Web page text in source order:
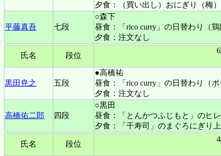
夕食：（買い出し）おにぎり（梅
平藤真吾 七段
○森下
昼食：「rico curry」の日替わり（
夕食：注文なし
氏名 段位
黒田尭之 五段
●高橋祐
昼食：「rico curry」の日替わり（
夕食：注文なし
高橋佑二郎 四段
○黒田
昼食：「とんかつふじもと」のヒ
夕食：「千寿司」のまぐろにぎり
氏名 段位